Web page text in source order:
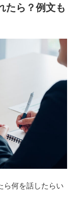
たら？例文も
ら何を話したらい